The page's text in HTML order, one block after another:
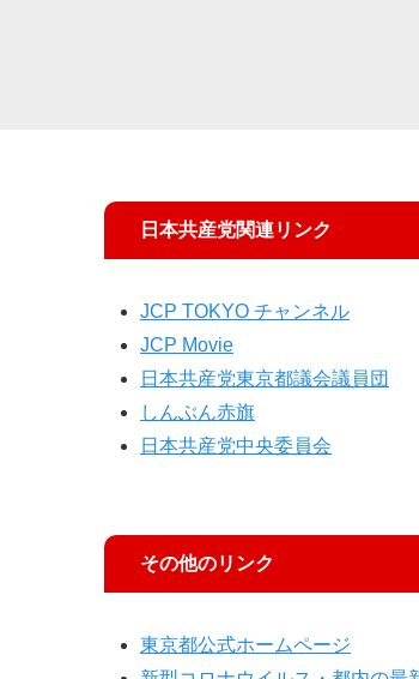
日本共産党関連リンク
JCP TOKYO チャンネル
JCP Movie
日本共産党東京都議会議員団
しんぶん赤旗
日本共産党中央委員会
その他のリンク
東京都公式ホームページ